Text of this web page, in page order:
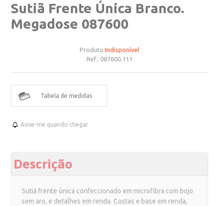
Sutiã Frente Única Branco.
Megadose 087600
Produto:Indisponível
Ref.: 087600.111
Tabela de medidas
Avise-me quando chegar
Descrição
Sutiã frente única confeccionado em microfibra com bojo
sem aro, e detalhes em renda. Costas e base em renda,